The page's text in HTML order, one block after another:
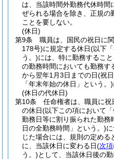
は、当該時間外勤務代休時
ぜられる場合を除き、正規の
ことを要しない。
(休日)
第9条
職員は、国民の祝日に
178号)に規定する休日(以下
う。)には、特に勤務するこ
の勤務時間においても勤務す
から翌年1月3日までの日(祝
「年末年始の休日」という。)
(休日の代休日)
第10条
任命権者は、職員に
の休日(以下この項において
勤務日等に割り振られた勤務
日の全勤務時間」という。)
じた場合には、規則の定め
に、当該休日に変わる日(次項
う。)として、当該休日後の